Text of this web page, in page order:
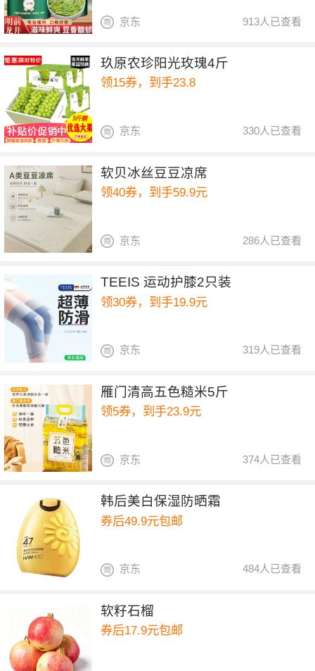
913人已查看
京东
玖原农珍阳光玫瑰4斤
领15券，到手23.8
330人已查看
京东
软贝冰丝豆豆凉席
领40券，到手59.9元
286人已查看
京东
TEEIS 运动护膝2只装
领30券，到手19.9元
319人已查看
京东
雁门清高五色糙米5斤
领5券，到手23.9元
374人已查看
京东
韩后美白保湿防晒霜
券后49.9元包邮
484人已查看
京东
软籽石榴
券后17.9元包邮